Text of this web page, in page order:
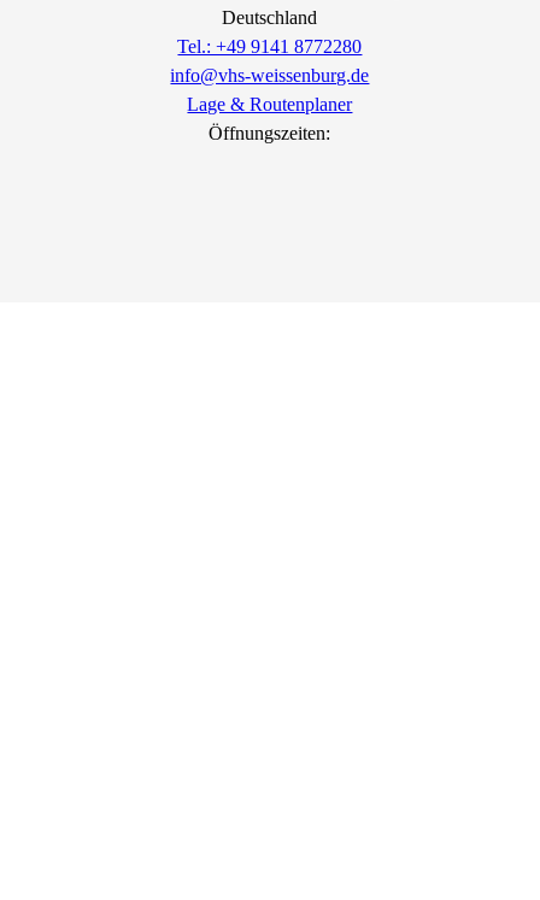
Deutschland
Tel.: +49 9141 8772280
info@vhs-weissenburg.de
Lage & Routenplaner
Öffnungszeiten: